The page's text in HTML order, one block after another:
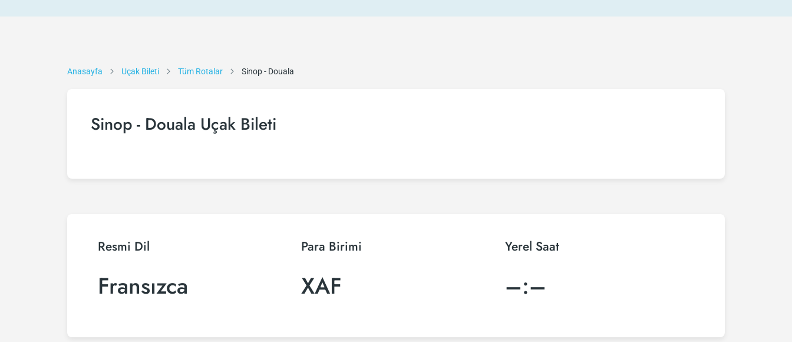
Anasayfa Uçak Bileti Tüm Rotalar Sinop - Douala
Sinop - Douala Uçak Bileti
Resmi Dil
Fransızca
Para Birimi
XAF
Yerel Saat
–:–